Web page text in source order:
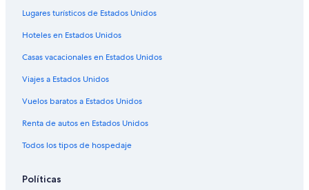
Vuelos de Aeropuerto Internacional de Bogotá-El Dorado
Vuelos de Baltimore (BWI) a Phoenix (PHX)
Vuelos de Ciudad Juárez (CJS) a Phoenix (PHX)
Vuelos de Charlotte (CLT) a Phoenix (PHX)
Vuelos de Columbus (CMH) a Phoenix (PHX)
Lugares turísticos de Estados Unidos
Hoteles en Estados Unidos
Casas vacacionales en Estados Unidos
Viajes a Estados Unidos
Vuelos baratos a Estados Unidos
Renta de autos en Estados Unidos
Todos los tipos de hospedaje
Políticas